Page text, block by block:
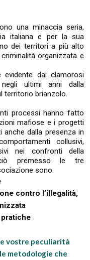
una minaccia seria,
italiana e per la sua
dei territori a più alto
organizzata e
evidente dai clamorosi
ultimi anni dalla
territorio brianzolo.
processi hanno fatto
mafiose e i progetti
dalla presenza in
collusivi,
nei confronti della
ciò premesso le tre
sono:
contro l’illegalità,
vostre peculiarità
metodologie che